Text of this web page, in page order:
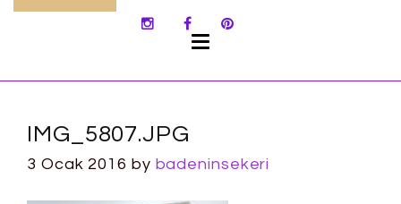
IMG_5807.JPG
3 Ocak 2016 by badeninsekeri